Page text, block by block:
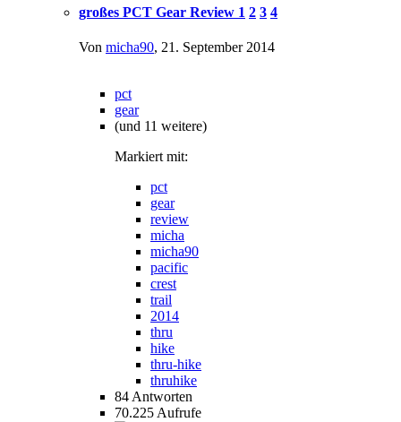
großes PCT Gear Review 1 2 3 4
Von micha90, 21. September 2014
pct
gear
(und 11 weitere)
Markiert mit:
pct
gear
review
micha
micha90
pacific
crest
trail
2014
thru
hike
thru-hike
thruhike
84 Antworten
70.225 Aufrufe